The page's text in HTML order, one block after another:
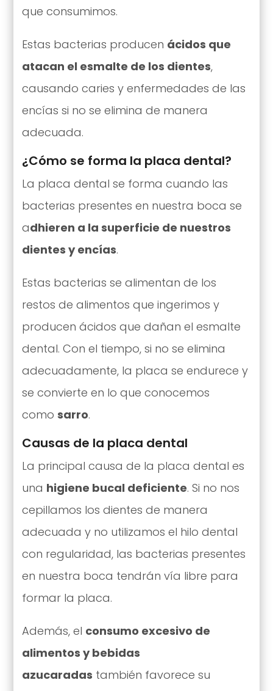
que consumimos.
Estas bacterias producen ácidos que
atacan el esmalte de los dientes,
causando caries y enfermedades de las
encías si no se elimina de manera
adecuada.
¿Cómo se forma la placa dental?
La placa dental se forma cuando las
bacterias presentes en nuestra boca se
adhieren a la superficie de nuestros
dientes y encías.
Estas bacterias se alimentan de los
restos de alimentos que ingerimos y
producen ácidos que dañan el esmalte
dental. Con el tiempo, si no se elimina
adecuadamente, la placa se endurece y
se convierte en lo que conocemos
como sarro.
Causas de la placa dental
La principal causa de la placa dental es
una higiene bucal deficiente. Si no nos
cepillamos los dientes de manera
adecuada y no utilizamos el hilo dental
con regularidad, las bacterias presentes
en nuestra boca tendrán vía libre para
formar la placa.
Además, el consumo excesivo de
alimentos y bebidas
azucaradas también favorece su